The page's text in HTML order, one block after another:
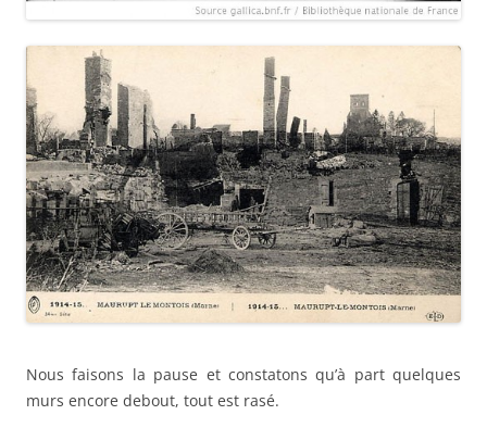
Nous faisons la pause et constatons qu’à part quelques
murs encore debout, tout est rasé.